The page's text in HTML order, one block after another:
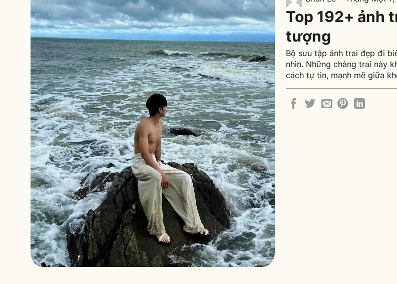
Top 192+ ảnh
tượng
Bộ sưu tập ảnh trai đẹp đi
nhìn. Những chàng trai này
cách tự tin, mạnh mẽ giữa